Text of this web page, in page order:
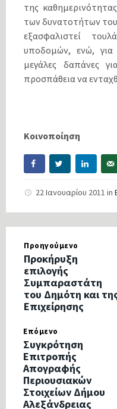
της
των δυνατοτήτων
εξασφαλιστεί
υποδομών, ενώ,
μεγάλες δαπάνες
προσπάθεια να
Κοινοποίηση
22 Ιανουαρίου 2011 in
Προηγούμενο
Προκήρυξη
επιλογής
Συμπαραστάτη
του Δημότη και
Επιχείρησης
Επόμενο
Συγκρότηση
Επιτροπής
Απογραφής
Περιουσιακών
Στοιχείων Δήμου
Αλεξάνδρειας